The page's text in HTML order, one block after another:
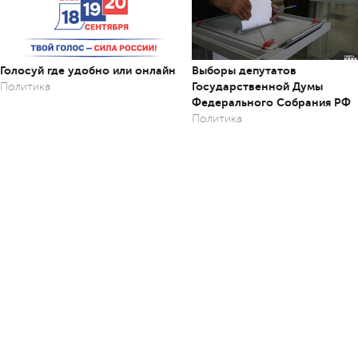
Голосуй где удобно или онлайн
Политика
Выборы депутатов
Государственной Думы
Федерального Собрания РФ
Политика